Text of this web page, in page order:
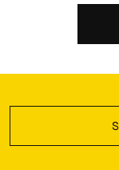
Piekrītu jumta
SAŅEMT